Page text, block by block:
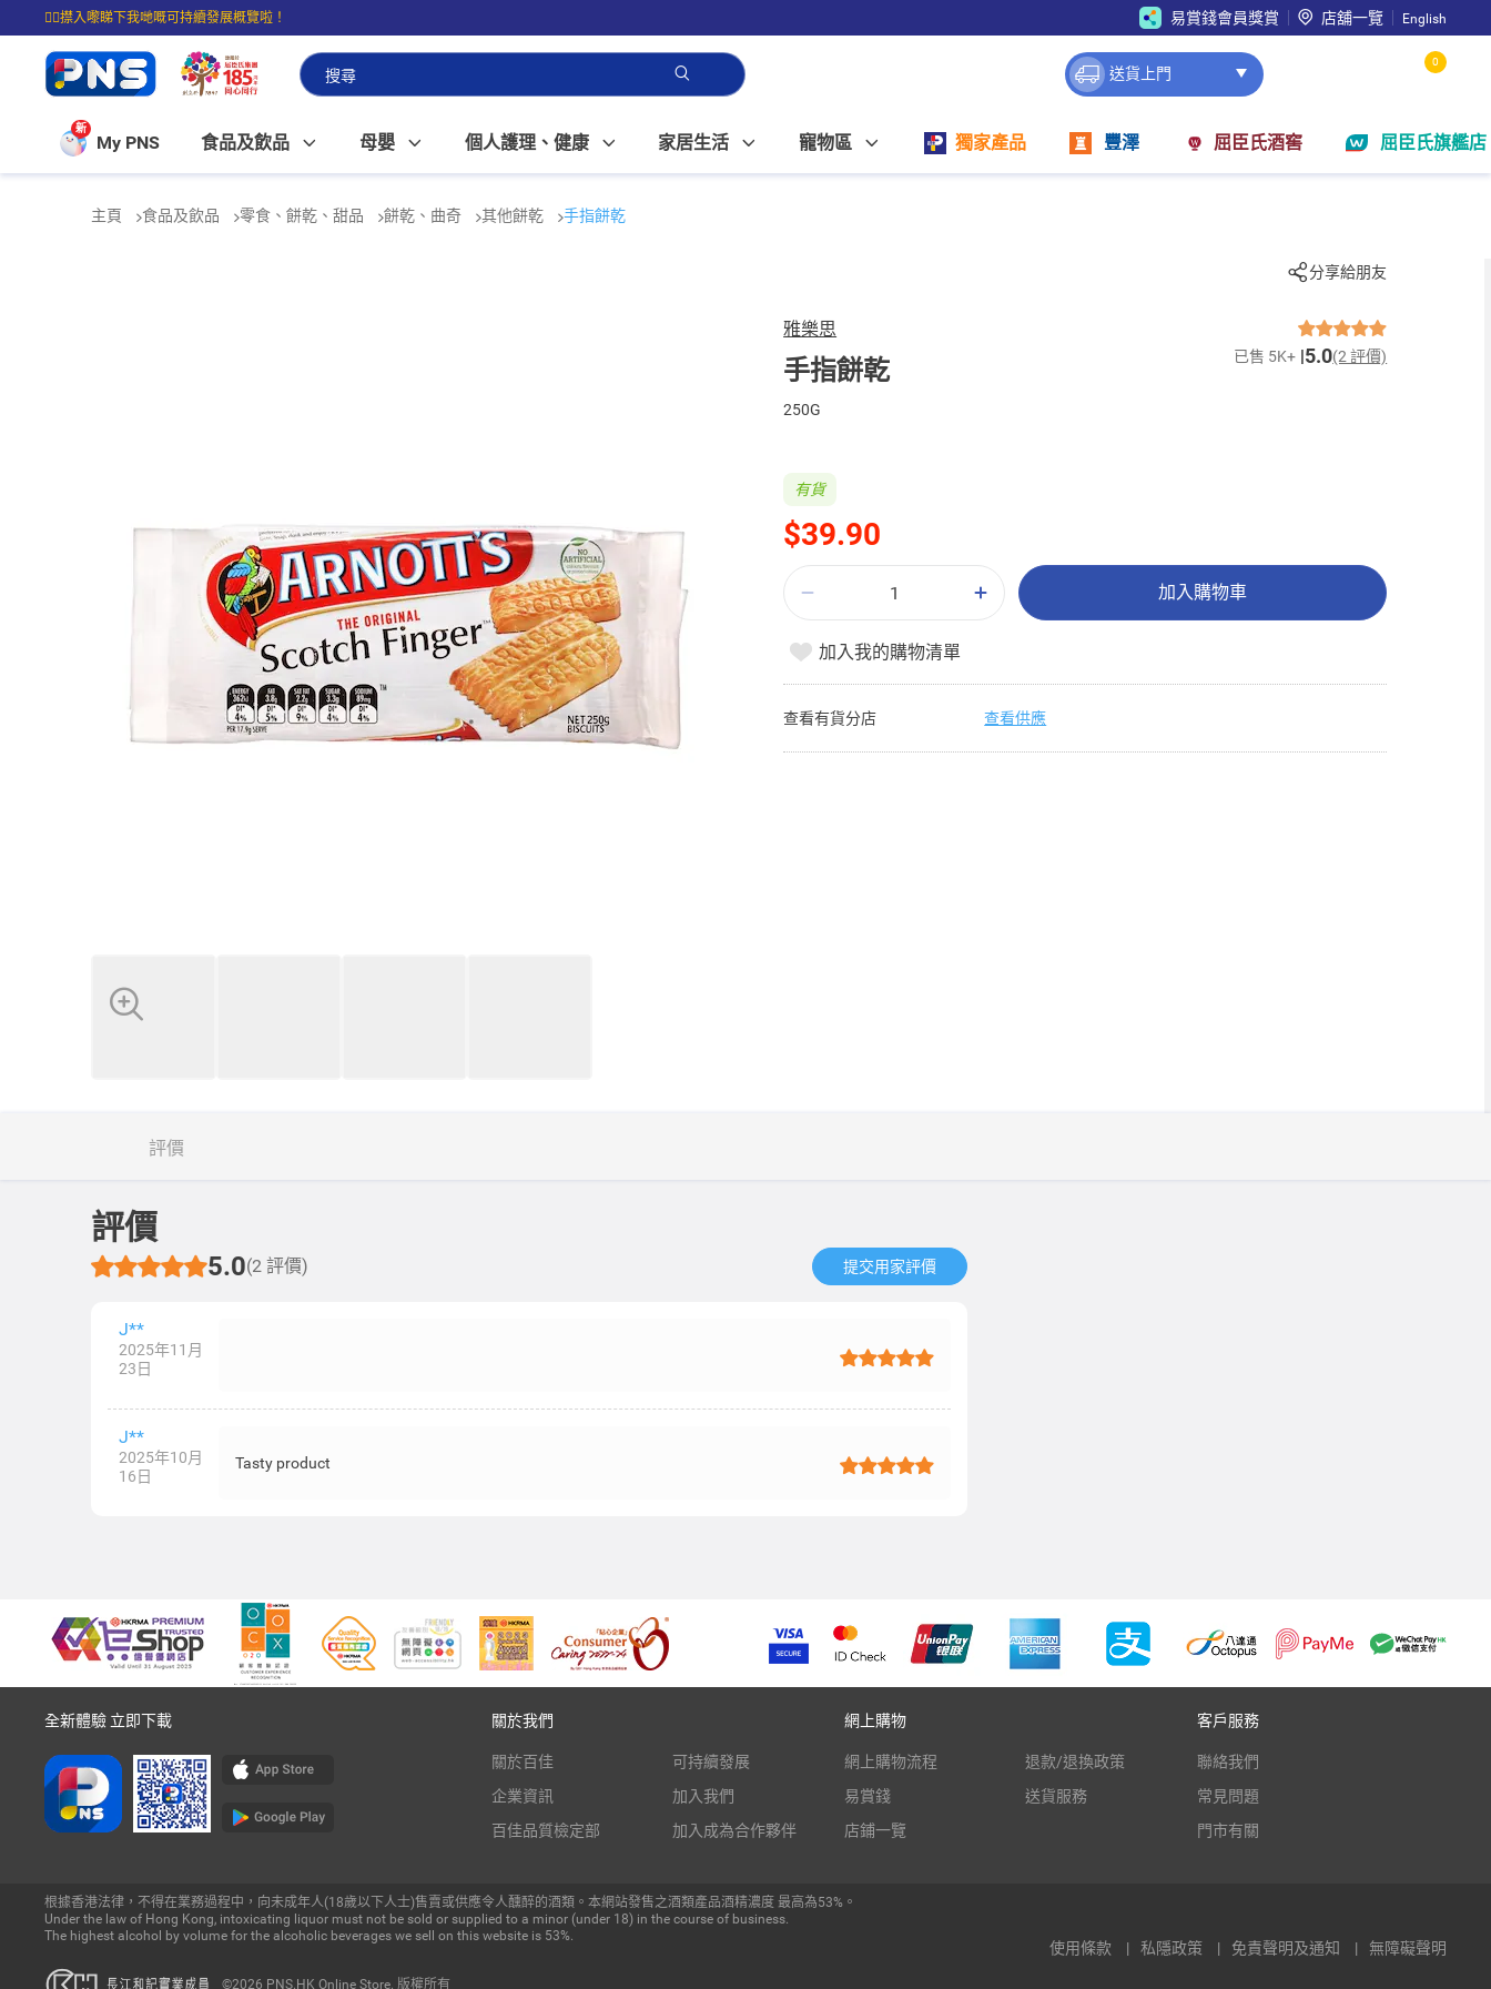
☝🏼㩒入嚟睇下我哋嘅可持續發展概覽啦！
⭐購物滿$399即享免費送貨；滿$100即可免費店取。
易賞錢會員獎賞 店舖一覽 English
送貨上門
0
新
My PNS 食品及飲品 母嬰 個人護理、健康 家居生活 寵物區 獨家產品 豐澤 屈臣氏酒窖 屈臣氏旗艦店
主頁 食品及飲品 零食、餅乾、甜品 餅乾、曲奇 其他餅乾 手指餅乾
分享給朋友
雅樂思
手指餅乾 已售 5K+ 5.0(2 評價)
250G
$39.90
有貨
加入購物車
加入我的購物清單
查看有貨分店 查看供應
評價
評價
5.0(2 評價) 提交用家評價​
J**
2025年11月
23日
J**
2025年10月
16日
Tasty product
全新體驗 立即下載 關於我們
關於百佳
企業資訊
百佳品質檢定部
可持續發展
加入我們
加入成為合作夥伴
網上購物
網上購物流程
易賞錢
店鋪一覽
退款/退換政策
送貨服務
客戶服務
聯絡我們
常見問題
門市有關
根據香港法律，不得在業務過程中，向未成年人(18歲以下人士)售賣或供應令人醺醉的酒類。本網站發售之酒類產品酒精濃度 最高為53%。
Under the law of Hong Kong, intoxicating liquor must not be sold or supplied to a minor (under 18) in the course of business.
The highest alcohol by volume for the alcoholic beverages we sell on this website is 53%.
©2026 PNS.HK Online Store. 版權所有
使用條款 私隱政策 免責聲明及通知 無障礙聲明